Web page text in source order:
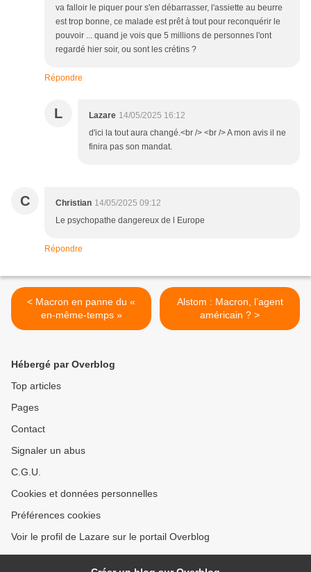
va falloir le piquer pour s'en débarrasser, l'assiette au beurre
est trop bonne, ce malade est prêt à tout pour reconquérir le
pouvoir ... quand je vois que 5 millions de personnes l'ont
regardé hier soir, ou sont les crétins ?
Répondre
L Lazare 14/05/2025 16:12
d'ici la tout aura changé.<br /> <br /> A mon avis il ne
finira pas son mandat.
C Christian 14/05/2025 09:12
Le psychopathe dangereux de l Europe
Répondre
< Macron en panne du «
en-même-temps »
Alstom : Macron, l’agent
américain ? >
Hébergé par Overblog
Top articles
Pages
Contact
Signaler un abus
C.G.U.
Cookies et données personnelles
Préférences cookies
Voir le profil de Lazare sur le portail Overblog